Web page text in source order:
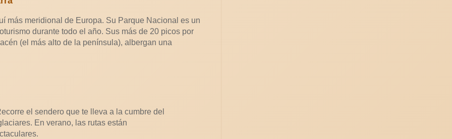
más meridional de Europa. Su Parque Nacional es un
durante todo el año. Sus más de 20 picos por
(el más alto de la península), albergan una
el sendero que te lleva a la cumbre del
En verano, las rutas están